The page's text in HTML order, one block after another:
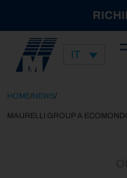
IT
HOME/NEWS/
MAURELLI GROUP A